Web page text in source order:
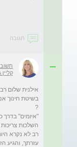
תגובה
קליין M.A
בשיטת חינוך
"איומים" בדרך
השלכות
רב לא נקרא
עזרתך, והגיע